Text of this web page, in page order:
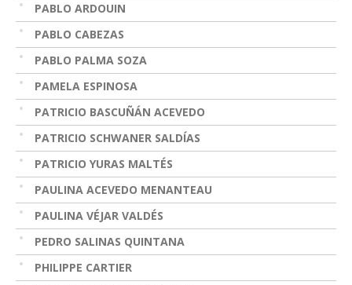
PABLO ARDOUIN
PABLO CABEZAS
PABLO PALMA SOZA
PAMELA ESPINOSA
PATRICIO BASCUÑÁN ACEVEDO
PATRICIO SCHWANER SALDÍAS
PATRICIO YURAS MALTÉS
PAULINA ACEVEDO MENANTEAU
PAULINA VÉJAR VALDÉS
PEDRO SALINAS QUINTANA
PHILIPPE CARTIER